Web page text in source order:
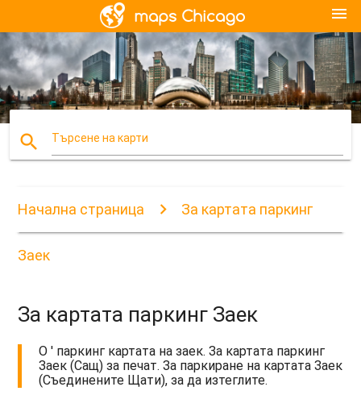
menu
search Търсене на карти
Начална страница За картата паркинг
Заек
За картата паркинг Заек
О ' паркинг картата на заек. За картата паркинг
Заек (Сащ) за печат. За паркиране на картата Заек
(Съединените Щати), за да изтеглите.